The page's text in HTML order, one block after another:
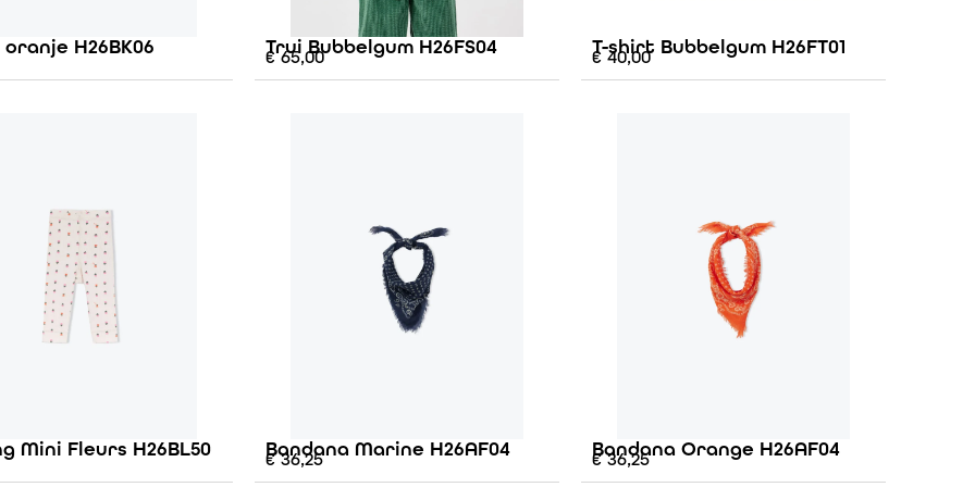
H26BK06 Trui Bubbelgum H26FS04
€65,00 T-shirt Bubbelgum H26FT01
€ 40,00
Mini Fleurs H26BL50 Bandana Marine H26AF04
€36,25 Bandana Orange H26AF04
€36,25